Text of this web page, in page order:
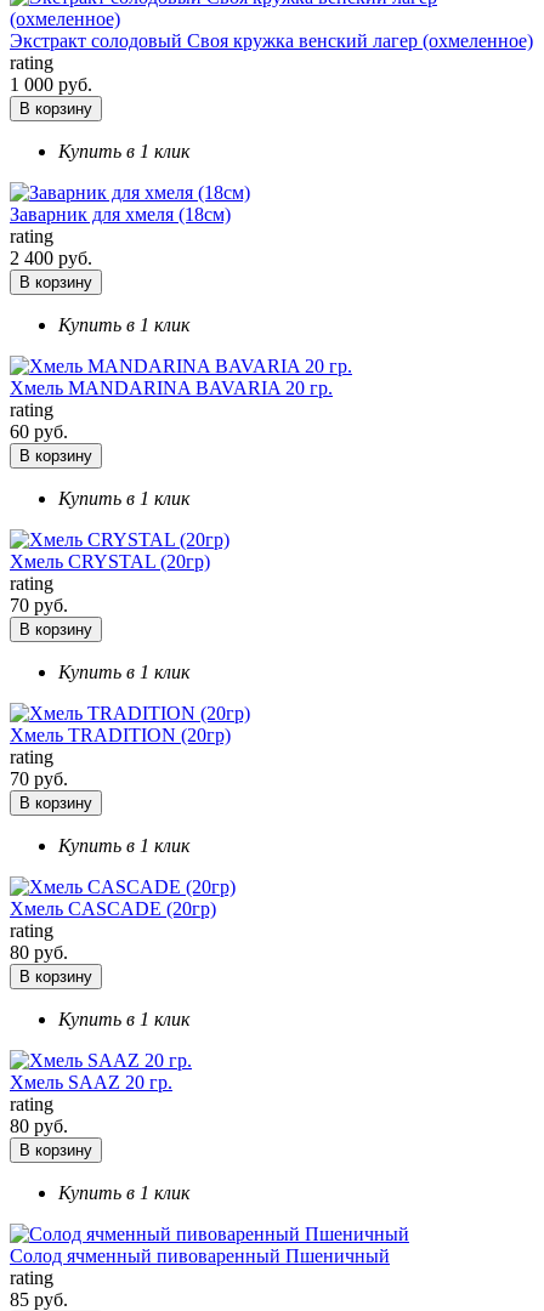
Экстракт солодовый Своя кружка венский лагер (охмеленное)
rating
1 000 руб.
В корзину
Купить в 1 клик
Заварник для хмеля (18см)
rating
2 400 руб.
В корзину
Купить в 1 клик
Хмель MANDARINA BAVARIA 20 гр.
rating
60 руб.
В корзину
Купить в 1 клик
Хмель CRYSTAL (20гр)
rating
70 руб.
В корзину
Купить в 1 клик
Хмель TRADITION (20гр)
rating
70 руб.
В корзину
Купить в 1 клик
Хмель CASCADE (20гр)
rating
80 руб.
В корзину
Купить в 1 клик
Хмель SAAZ 20 гр.
rating
80 руб.
В корзину
Купить в 1 клик
Солод ячменный пивоваренный Пшеничный
rating
85 руб.